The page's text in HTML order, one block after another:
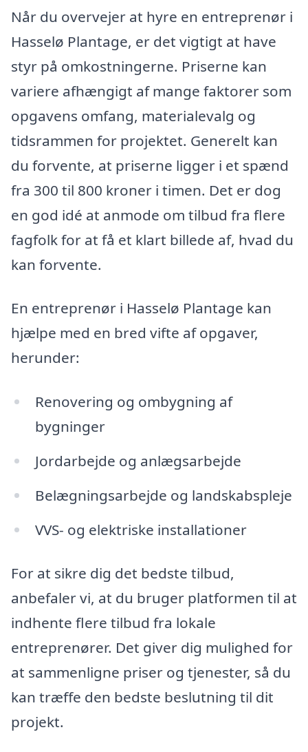
Når du overvejer at hyre en entreprenør i
Hasselø Plantage, er det vigtigt at have
styr på omkostningerne. Priserne kan
variere afhængigt af mange faktorer som
opgavens omfang, materialevalg og
tidsrammen for projektet. Generelt kan
du forvente, at priserne ligger i et spænd
fra 300 til 800 kroner i timen. Det er dog
en god idé at anmode om tilbud fra flere
fagfolk for at få et klart billede af, hvad du
kan forvente.
En entreprenør i Hasselø Plantage kan
hjælpe med en bred vifte af opgaver,
herunder:
Renovering og ombygning af
bygninger
Jordarbejde og anlægsarbejde
Belægningsarbejde og landskabspleje
VVS- og elektriske installationer
For at sikre dig det bedste tilbud,
anbefaler vi, at du bruger platformen til at
indhente flere tilbud fra lokale
entreprenører. Det giver dig mulighed for
at sammenligne priser og tjenester, så du
kan træffe den bedste beslutning til dit
projekt.